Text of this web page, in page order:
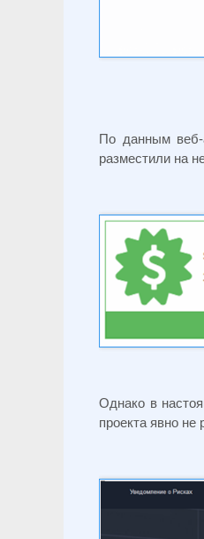
По данным веб-
разместили на
Однако в
проекта явно